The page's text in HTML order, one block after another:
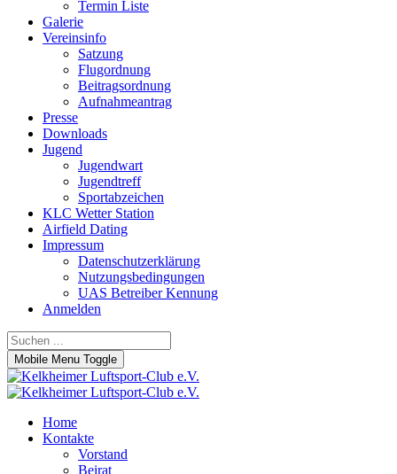
Termin Liste
Galerie
Vereinsinfo
Satzung
Flugordnung
Beitragsordnung
Aufnahmeantrag
Presse
Downloads
Jugend
Jugendwart
Jugendtreff
Sportabzeichen
KLC Wetter Station
Airfield Dating
Impressum
Datenschutzerklärung
Nutzungsbedingungen
UAS Betreiber Kennung
Anmelden
Mobile Menu Toggle
Home
Kontakte
Vorstand
Beirat